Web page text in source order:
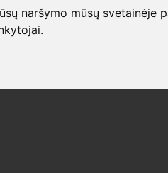
naršymo mūsų